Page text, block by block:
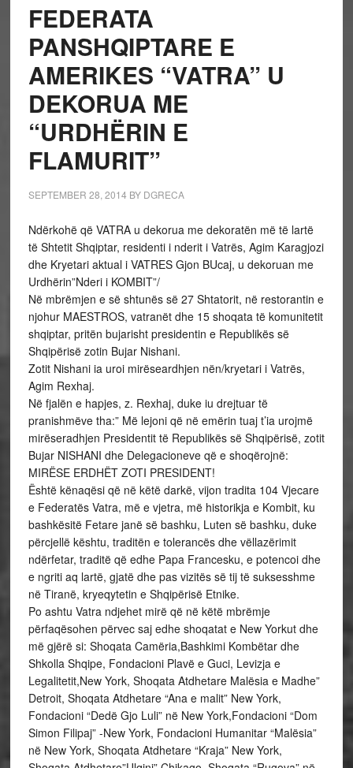
FEDERATA
PANSHQIPTARE E
AMERIKES “VATRA” U
DEKORUA ME
“URDHËRIN E
FLAMURIT”
SEPTEMBER 28, 2014 BY DGRECA
Ndërkohë që VATRA u dekorua me dekoratën më të lartë
të Shtetit Shqiptar, residenti i nderit i Vatrës, Agim Karagjozi
dhe Kryetari aktual i VATRES Gjon BUcaj, u dekoruan me
Urdhërin”Nderi i KOMBIT”/
Në mbrëmjen e së shtunës së 27 Shtatorit, në restorantin e
njohur MAESTROS, vatranët dhe 15 shoqata të komunitetit
shqiptar, pritën bujarisht presidentin e Republikës së
Shqipërisë zotin Bujar Nishani.
Zotit Nishani ia uroi mirëseardhjen nën/kryetari i Vatrës,
Agim Rexhaj.
Në fjalën e hapjes, z. Rexhaj, duke iu drejtuar të
pranishmëve tha:” Më lejoni që në emërin tuaj t’ia urojmë
mirëseradhjen Presidentit të Republikës së Shqipërisë, zotit
Bujar NISHANI dhe Delegacioneve që e shoqërojnë:
MIRËSE ERDHËT ZOTI PRESIDENT!
Është kënaqësi që në këtë darkë, vijon tradita 104 Vjecare
e Federatës Vatra, më e vjetra, më historikja e Kombit, ku
bashkësitë Fetare janë së bashku, Luten së bashku, duke
përcjellë kështu, traditën e tolerancës dhe vëllazërimit
ndërfetar, traditë që edhe Papa Francesku, e potencoi dhe
e ngriti aq lartë, gjatë dhe pas vizitës së tij të suksesshme
në Tiranë, kryeqytetin e Shqipërisë Etnike.
Po ashtu Vatra ndjehet mirë që në këtë mbrëmje
përfaqësohen përvec saj edhe shoqatat e New Yorkut dhe
më gjërë si: Shoqata Camëria,Bashkimi Kombëtar dhe
Shkolla Shqipe, Fondacioni Plavë e Guci, Levizja e
Legalitetit,New York, Shoqata Atdhetare Malësia e Madhe”
Detroit, Shoqata Atdhetare “Ana e malit” New York,
Fondacioni “Dedë Gjo Luli” në New York,Fondacioni “Dom
Simon Filipaj” -New York, Fondacioni Humanitar “Malësia”
në New York, Shoqata Atdhetare “Kraja” New York,